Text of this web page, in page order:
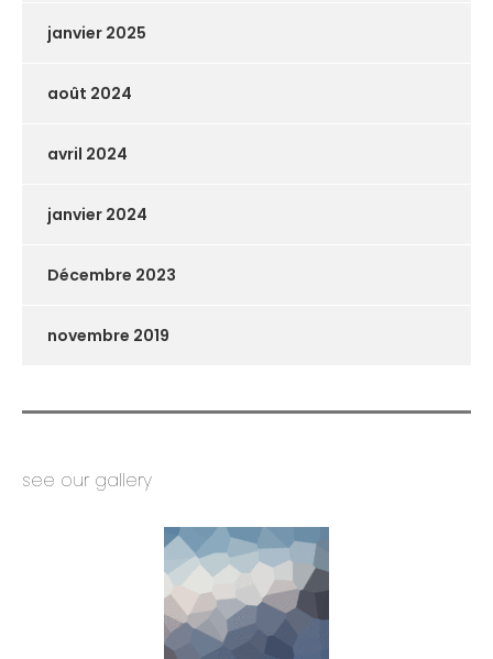
janvier 2025
août 2024
avril 2024
janvier 2024
Décembre 2023
novembre 2019
see our gallery